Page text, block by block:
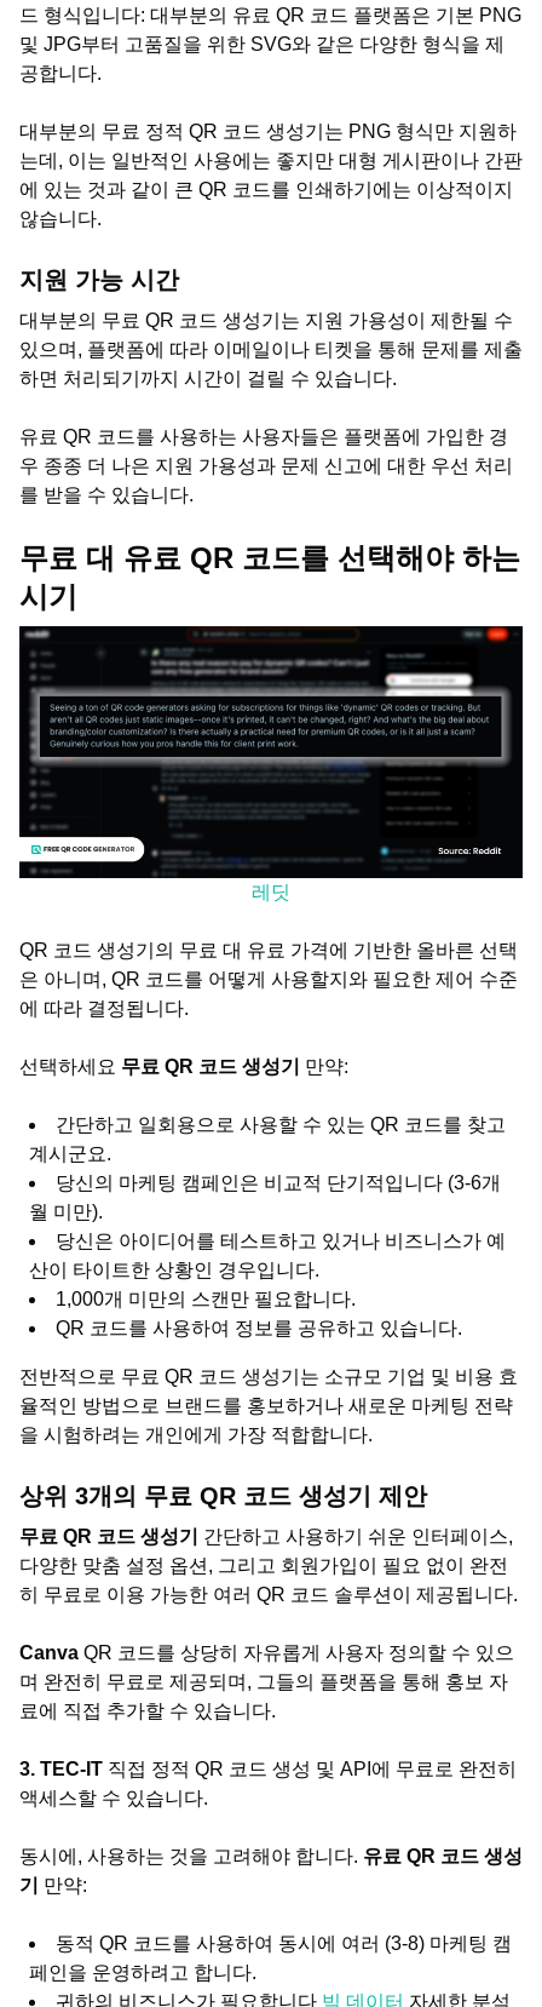
드 형식입니다: 대부분의 유료 QR 코드 플랫폼은 기본 PNG
및 JPG부터 고품질을 위한 SVG와 같은 다양한 형식을 제
공합니다.
대부분의 무료 정적 QR 코드 생성기는 PNG 형식만 지원하
는데, 이는 일반적인 사용에는 좋지만 대형 게시판이나 간판
에 있는 것과 같이 큰 QR 코드를 인쇄하기에는 이상적이지
않습니다.
지원 가능 시간
대부분의 무료 QR 코드 생성기는 지원 가용성이 제한될 수
있으며, 플랫폼에 따라 이메일이나 티켓을 통해 문제를 제출
하면 처리되기까지 시간이 걸릴 수 있습니다.
유료 QR 코드를 사용하는 사용자들은 플랫폼에 가입한 경
우 종종 더 나은 지원 가용성과 문제 신고에 대한 우선 처리
를 받을 수 있습니다.
무료 대 유료 QR 코드를 선택해야 하는
시기
레딧
QR 코드 생성기의 무료 대 유료 가격에 기반한 올바른 선택
은 아니며, QR 코드를 어떻게 사용할지와 필요한 제어 수준
에 따라 결정됩니다.
선택하세요 무료 QR 코드 생성기 만약:
간단하고 일회용으로 사용할 수 있는 QR 코드를 찾고
계시군요.
당신의 마케팅 캠페인은 비교적 단기적입니다 (3-6개
월 미만).
당신은 아이디어를 테스트하고 있거나 비즈니스가 예
산이 타이트한 상황인 경우입니다.
1,000개 미만의 스캔만 필요합니다.
QR 코드를 사용하여 정보를 공유하고 있습니다.
전반적으로 무료 QR 코드 생성기는 소규모 기업 및 비용 효
율적인 방법으로 브랜드를 홍보하거나 새로운 마케팅 전략
을 시험하려는 개인에게 가장 적합합니다.
상위 3개의 무료 QR 코드 생성기 제안
무료 QR 코드 생성기 간단하고 사용하기 쉬운 인터페이스,
다양한 맞춤 설정 옵션, 그리고 회원가입이 필요 없이 완전
히 무료로 이용 가능한 여러 QR 코드 솔루션이 제공됩니다.
Canva QR 코드를 상당히 자유롭게 사용자 정의할 수 있으
며 완전히 무료로 제공되며, 그들의 플랫폼을 통해 홍보 자
료에 직접 추가할 수 있습니다.
3. TEC-IT 직접 정적 QR 코드 생성 및 API에 무료로 완전히
액세스할 수 있습니다.
동시에, 사용하는 것을 고려해야 합니다. 유료 QR 코드 생성
기 만약:
동적 QR 코드를 사용하여 동시에 여러 (3-8) 마케팅 캠
페인을 운영하려고 합니다.
귀하의 비즈니스가 필요합니다 빅 데이터 자세한 분석